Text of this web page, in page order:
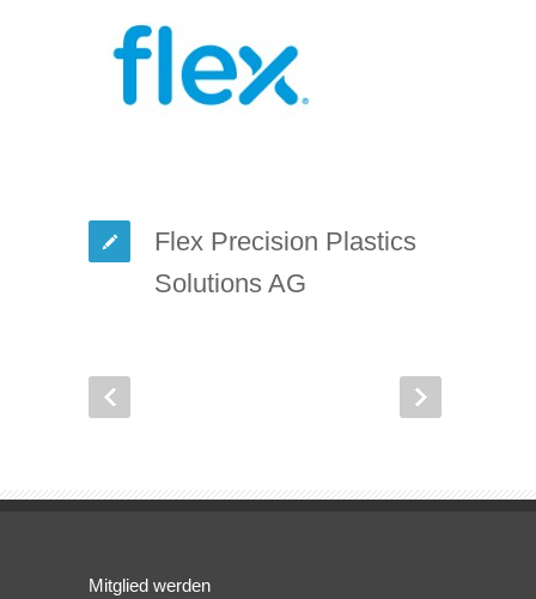
Flex Precision Plastics
Solutions AG
Mitglied werden